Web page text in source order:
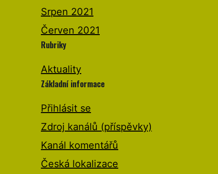
Srpen 2021
Červen 2021
Rubriky
Aktuality
Základní informace
Přihlásit se
Zdroj kanálů (příspěvky)
Kanál komentářů
Česká lokalizace